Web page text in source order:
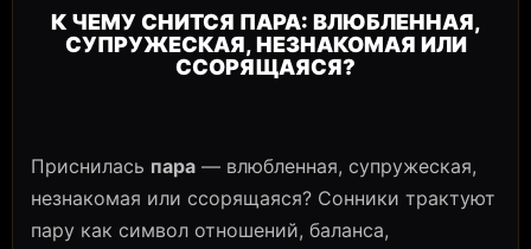
К ЧЕМУ СНИТСЯ ПАРА: ВЛЮБЛЕННАЯ,
СУПРУЖЕСКАЯ, НЕЗНАКОМАЯ ИЛИ
ССОРЯЩАЯСЯ?
Приснилась пара — влюбленная, супружеская,
незнакомая или ссорящаяся? Сонники трактуют
пару как символ отношений, баланса,